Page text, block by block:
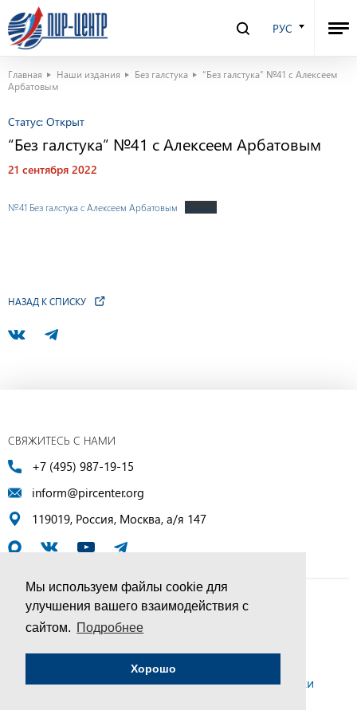
Мы используем файлы cookie для
улучшения вашего взаимодействия с
сайтом. Подробнее
Хорошо
РУС
Главная Наши издания Без галстука
“Без галстука” №41 с Алексеем
Арбатовым
Статус: Открыт
“Без галстука” №41 с Алексеем Арбатовым
21 сентября 2022
№41 Без галстука с Алексеем Арбатовым Скачать
НАЗАД К СПИСКУ
СВЯЖИТЕСЬ С НАМИ
+7 (495) 987-19-15
inform@pircenter.org
119019, Россия, Москва, а/я 147
© ПИР-Центр, 1994–2025 | Все права защищены
Соглашение об обработке персональных данных
Политика конфиденциальности и условия обработки